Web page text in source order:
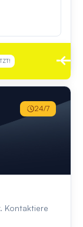
Kontaktiere
24/7